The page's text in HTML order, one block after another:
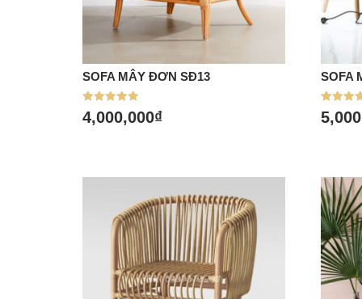
Mua hàng
SOFA MÂY ĐƠN SĐ13
Được xếp
hạng
4,000,000₫
SOFA
Được xếp
hạng